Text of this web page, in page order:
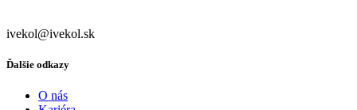
ivekol@ivekol.sk
Ďalšie odkazy
O nás